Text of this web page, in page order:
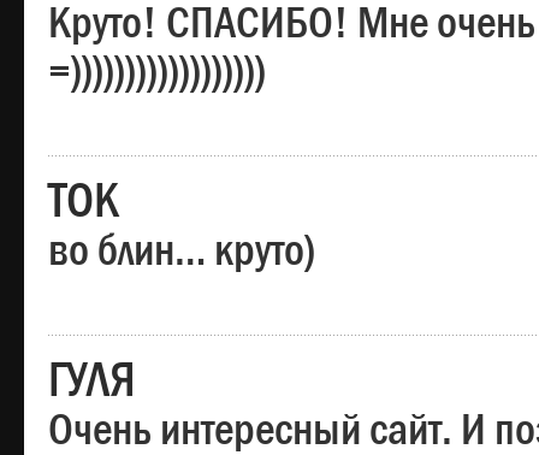
Круто! СПАСИБО! Мне
=))))))))))))))))))
ТОК
во блин… круто)
ГУЛЯ
Очень интересный сайт. И